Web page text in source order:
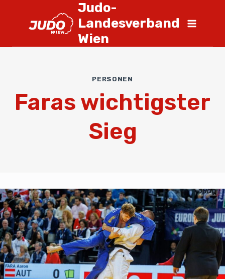
Judo-
Landesverband
Wien
PERSONEN
Faras wichtigster
Sieg